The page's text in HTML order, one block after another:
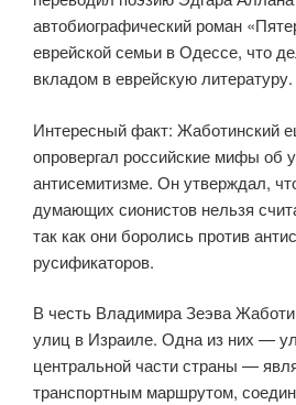
автобиографический роман
еврейской семьи в Одессе, что
вкладом в еврейскую литературу.
Интересный факт: Жаботинский
опровергал российские мифы об
антисемитизме. Он утверждал,
думающих сионистов нельзя
так как они боролись против
русификаторов.
В честь Владимира Зеэва
улиц в Израиле. Одна из них —
центральной части страны —
транспортным маршрутом,